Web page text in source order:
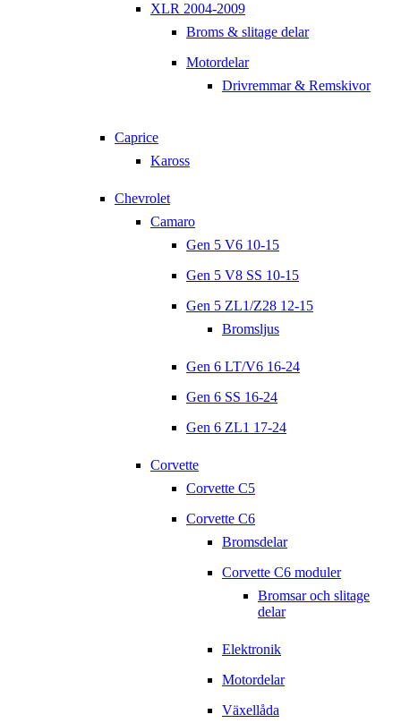
XLR 2004-2009
Broms & slitage delar
Motordelar
Drivremmar & Remskivor
Caprice
Kaross
Chevrolet
Camaro
Gen 5 V6 10-15
Gen 5 V8 SS 10-15
Gen 5 ZL1/Z28 12-15
Bromsljus
Gen 6 LT/V6 16-24
Gen 6 SS 16-24
Gen 6 ZL1 17-24
Corvette
Corvette C5
Corvette C6
Bromsdelar
Corvette C6 moduler
Bromsar och slitage
delar
Elektronik
Motordelar
Växellåda